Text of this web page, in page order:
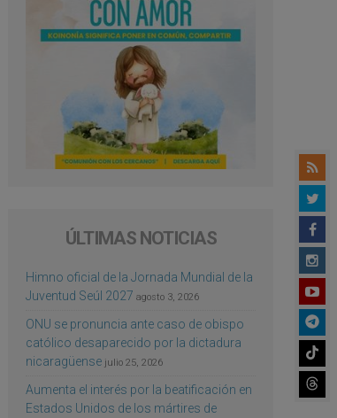
ÚLTIMAS NOTICIAS
Himno oficial de la Jornada Mundial de la
Juventud Seúl 2027 agosto 3, 2026
ONU se pronuncia ante caso de obispo
católico desaparecido por la dictadura
nicaragüense julio 25, 2026
Aumenta el interés por la beatificación en
Estados Unidos de los mártires de